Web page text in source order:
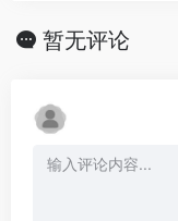
暂无评论